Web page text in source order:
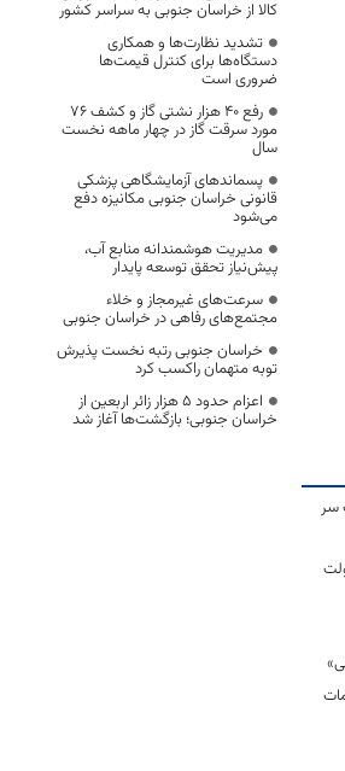
سر
کالا از خراسان جنوبی به سراسر کشور
تشدید نظارت‌ها و همکاری
دستگاه‌ها برای کنترل قیمت‌ها
ضروری است
رفع 40 هزار نشتی گاز و کشف 76
مورد سرقت گاز در چهار ماهه نخست
سال
پسماندهای آزمایشگاهی پزشکی
قانونی خراسان جنوبی مکانیزه دفع
می‌شود
مدیریت هوشمندانه منابع آب،
پیش‌نیاز تحقق توسعه پایدار
سرعت‌های غیرمجاز و خلاء
مجتمع‌های رفاهی در خراسان جنوبی
خراسان جنوبی رتبه نخست پذیرش
توبه متهمان راکسب کرد
اعزام حدود 5 هزار زائر اربعین از
خراسان جنوبی؛ بازگشت‌ها آغاز شد